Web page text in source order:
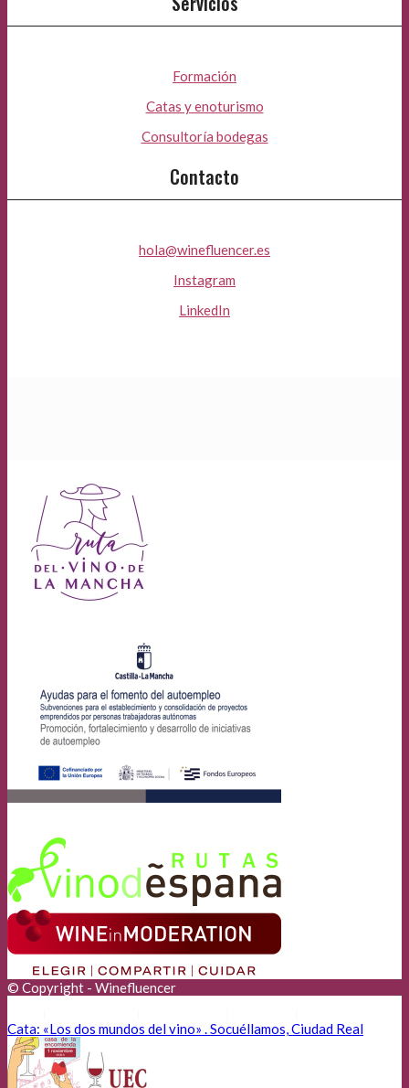
Formación
Catas y enoturismo
Consultoría bodegas
Contacto
hola@winefluencer.es
Instagram
LinkedIn
© Copyright - Winefluencer
Cata: «Los dos mundos del vino» . Socuéllamos, Ciudad Real